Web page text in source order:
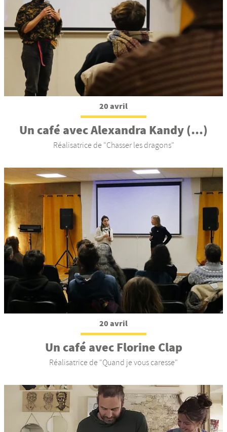
20 avril
Un café avec Alexandra Kandy (…)
Réalisatrice de "Chasser les dragons"
20 avril
Un café avec Florine Clap
Réalisatrice de "Quand je vous caresse"